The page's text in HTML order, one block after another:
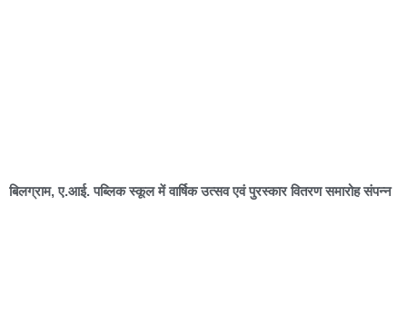
बिलग्राम, ए.आई. पब्लिक स्कूल में वार्षिक उत्सव एवं पुरस्कार वितरण समारोह संपन्न